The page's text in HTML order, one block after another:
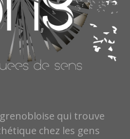
qui trouve
chez les gens